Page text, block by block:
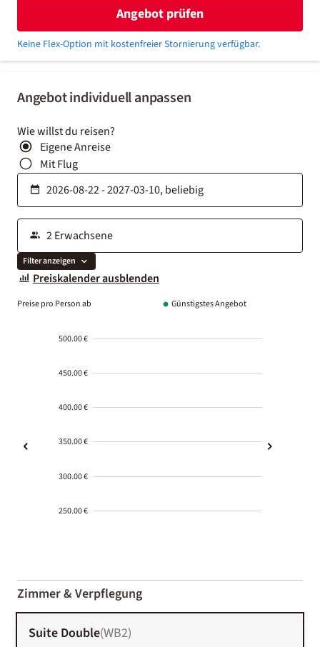
Angebot individuell anpassen
Wie willst du reisen?
Eigene Anreise
Mit Flug
Filter anzeigen
Preiskalender ausblenden
Preise pro Person ab Günstigstes Angebot
500.00 €
450.00 €
400.00 €
350.00 €
300.00 €
250.00 €
01-02
Zimmer & Verpflegung
Suite Double(WB2)
Angebot prüfen
Keine Flex-Option mit kostenfreier Stornierung verfügbar.